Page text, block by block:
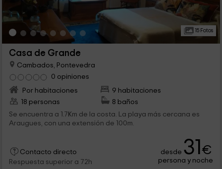
15 Fotos
Casa de Grande
Cambados, Pontevedra
0 opiniones
Por habitaciones
9 habitaciones
18 personas
8 baños
Se encuentra a 1.7Km de la costa. La playa más cercana es
Araugues, con una extensión de 100m.
Contacto directo
Respuesta superior a 72h
desde 31€
persona y noche